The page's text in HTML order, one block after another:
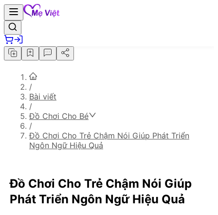
/
Bài viết
/
Đồ Chơi Cho Bé
/
Đồ Chơi Cho Trẻ Chậm Nói Giúp Phát Triển
Ngôn Ngữ Hiệu Quả
Đồ Chơi Cho Trẻ Chậm Nói Giúp
Phát Triển Ngôn Ngữ Hiệu Quả